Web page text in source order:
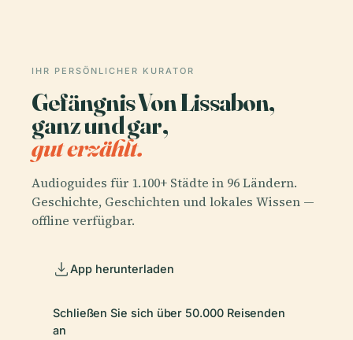
IHR PERSÖNLICHER KURATOR
Gefängnis Von Lissabon,
ganz und gar,
gut erzählt.
Audioguides für 1.100+ Städte in 96 Ländern.
Geschichte, Geschichten und lokales Wissen —
offline verfügbar.
App herunterladen
Schließen Sie sich über 50.000 Reisenden
an